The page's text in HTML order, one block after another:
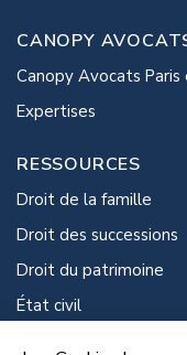
CANOPY
Canopy Avocats
Expertises
RESSOURCES
Droit de la famille
Droit des successions
Droit du patrimoine
État civil